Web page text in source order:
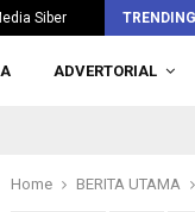
Siber
Dipertandingkan di…
ADVERTORIAL
Home BERITA UTAMA